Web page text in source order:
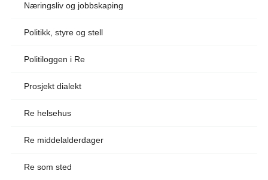
Næringsliv og jobbskaping
Politikk, styre og stell
Politiloggen i Re
Prosjekt dialekt
Re helsehus
Re middelalderdager
Re som sted